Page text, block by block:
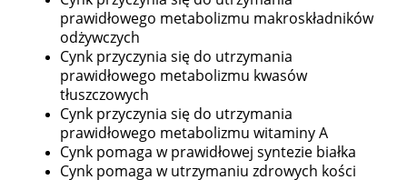
prawidłowego metabolizmu makroskładników
odżywczych
Cynk przyczynia się do utrzymania
prawidłowego metabolizmu kwasów
tłuszczowych
Cynk przyczynia się do utrzymania
prawidłowego metabolizmu witaminy A
Cynk pomaga w prawidłowej syntezie białka
Cynk pomaga w utrzymaniu zdrowych kości